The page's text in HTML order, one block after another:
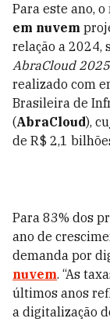
Para este ano,
em nuvem
relação a 2024,
AbraCloud 2025
realizado com
Brasileira de
(AbraCloud),
de R$ 2,1
Para 83% dos
ano de
demanda por
nuvem. “As
últimos anos
a digitalização